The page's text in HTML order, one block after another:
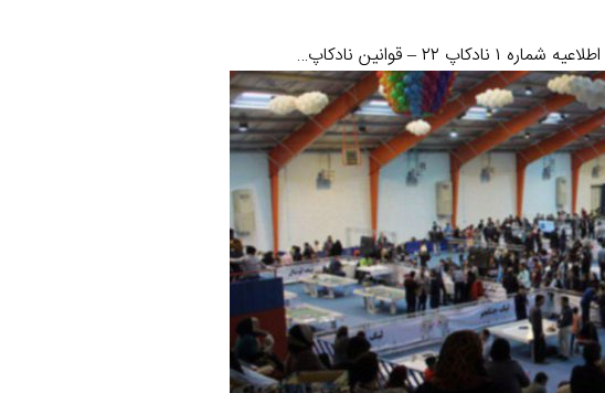
اطلاعیه شماره ۱ نادکاپ ۲۲ – قوانین نادکاپ…